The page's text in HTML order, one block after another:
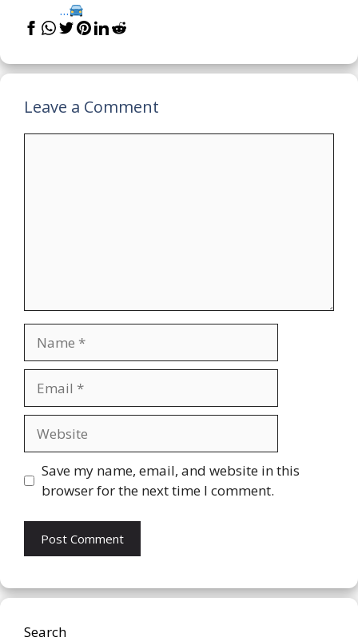
...
Leave a Comment
Save my name, email, and website in this
browser for the next time I comment.
Search